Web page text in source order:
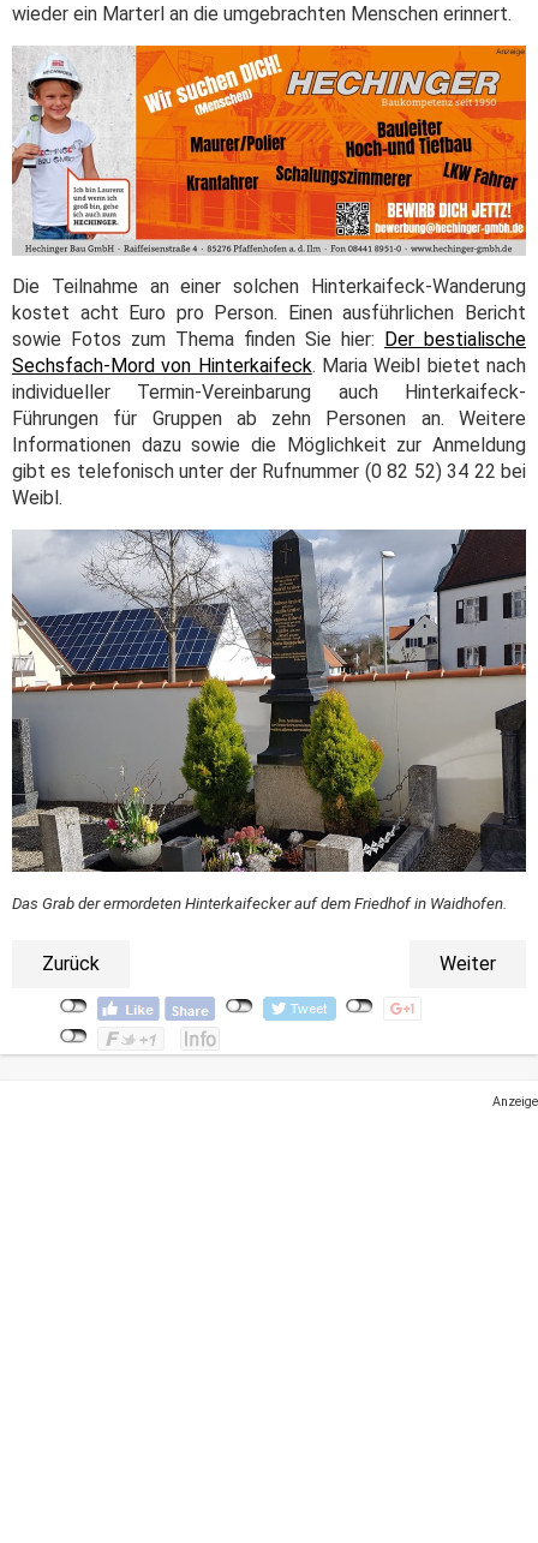
wieder ein Marterl an die umgebrachten Menschen erinnert.
Die Teilnahme an einer solchen Hinterkaifeck-Wanderung
kostet acht Euro pro Person. Einen ausführlichen Bericht
sowie Fotos zum Thema finden Sie hier: Der bestialische
Sechsfach-Mord von Hinterkaifeck. Maria Weibl bietet nach
individueller Termin-Vereinbarung auch Hinterkaifeck-
Führungen für Gruppen ab zehn Personen an. Weitere
Informationen dazu sowie die Möglichkeit zur Anmeldung
gibt es telefonisch unter der Rufnummer (0 82 52) 34 22 bei
Weibl.
Das Grab der ermordeten Hinterkaifecker auf dem Friedhof in Waidhofen.
Zurück Weiter
Anzeige